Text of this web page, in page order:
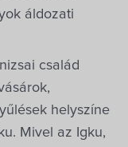
áldozati
család
helyszíne
Mivel az Igku,